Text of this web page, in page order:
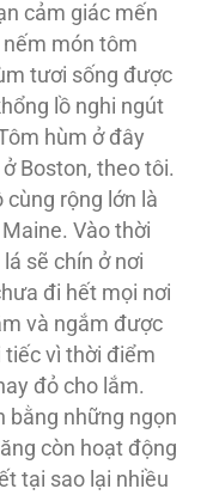
cảm giác mến
món tôm
tươi sống được
lồ nghi ngút
hùm ở đây
Boston, theo tôi.
cùng rộng lớn là
Vào thời
sẽ chín ở nơi
đi hết mọi nơi
và ngắm được
tiếc vì thời điểm
đỏ cho lắm.
bằng những ngọn
còn hoạt động
tại sao lại nhiều